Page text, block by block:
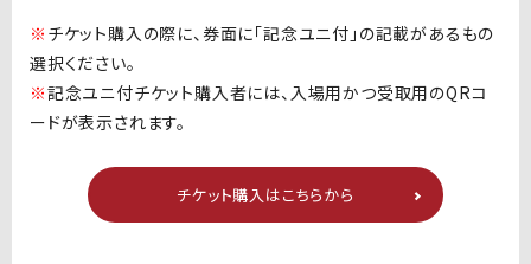
※ チケット購入の際に、券面に「記念ユニ付」の記載があるもの
選択ください。
※記念ユニ付チケット購入者には、入場用かつ受取用のQRコ
ードが表示されます。
チケット購入はこちらから